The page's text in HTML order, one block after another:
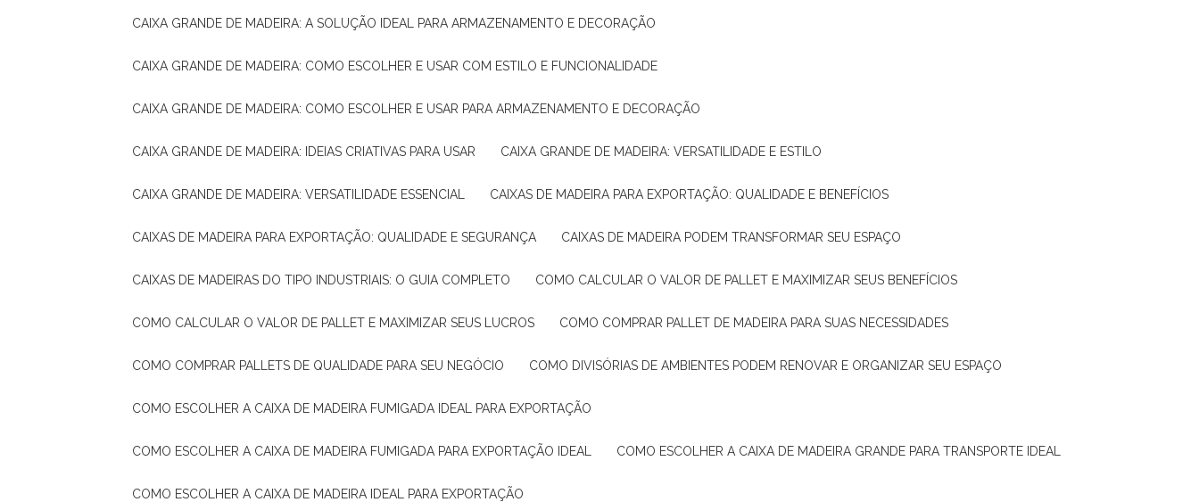
CAIXA GRANDE DE MADEIRA: A SOLUÇÃO IDEAL PARA ARMAZENAMENTO E DECORAÇÃO
CAIXA GRANDE DE MADEIRA: COMO ESCOLHER E USAR COM ESTILO E FUNCIONALIDADE
CAIXA GRANDE DE MADEIRA: COMO ESCOLHER E USAR PARA ARMAZENAMENTO E DECORAÇÃO
CAIXA GRANDE DE MADEIRA: IDEIAS CRIATIVAS PARA USAR CAIXA GRANDE DE MADEIRA: VERSATILIDADE E ESTILO
CAIXA GRANDE DE MADEIRA: VERSATILIDADE ESSENCIAL CAIXAS DE MADEIRA PARA EXPORTAÇÃO: QUALIDADE E BENEFÍCIOS
CAIXAS DE MADEIRA PARA EXPORTAÇÃO: QUALIDADE E SEGURANÇA CAIXAS DE MADEIRA PODEM TRANSFORMAR SEU ESPAÇO
CAIXAS DE MADEIRAS DO TIPO INDUSTRIAIS: O GUIA COMPLETO COMO CALCULAR O VALOR DE PALLET E MAXIMIZAR SEUS BENEFÍCIOS
COMO CALCULAR O VALOR DE PALLET E MAXIMIZAR SEUS LUCROS COMO COMPRAR PALLET DE MADEIRA PARA SUAS NECESSIDADES
COMO COMPRAR PALLETS DE QUALIDADE PARA SEU NEGÓCIO COMO DIVISÓRIAS DE AMBIENTES PODEM RENOVAR E ORGANIZAR SEU ESPAÇO
COMO ESCOLHER A CAIXA DE MADEIRA FUMIGADA IDEAL PARA EXPORTAÇÃO
COMO ESCOLHER A CAIXA DE MADEIRA FUMIGADA PARA EXPORTAÇÃO IDEAL COMO ESCOLHER A CAIXA DE MADEIRA GRANDE PARA TRANSPORTE IDEAL
COMO ESCOLHER A CAIXA DE MADEIRA IDEAL PARA EXPORTAÇÃO